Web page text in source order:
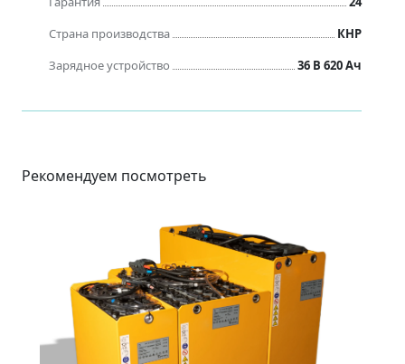
Страна производства
КНР
Зарядное устройство
36 В 620 Ач
Рекомендуем посмотреть